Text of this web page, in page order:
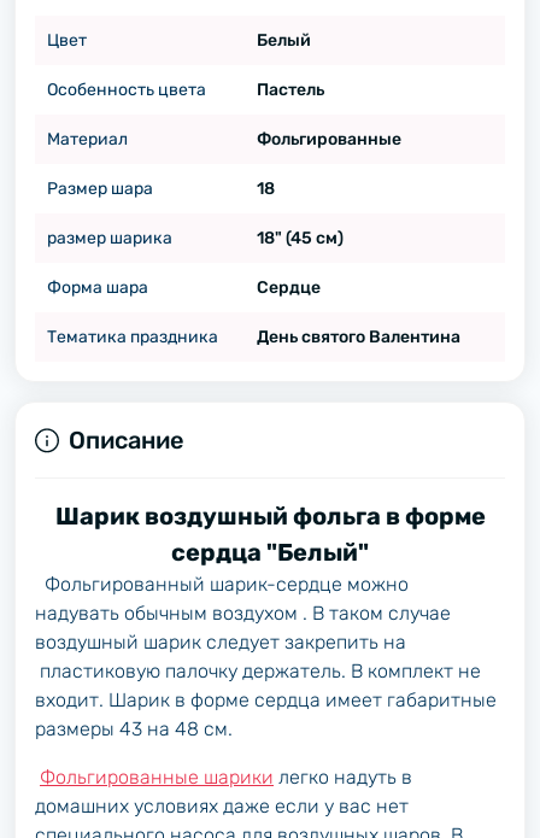
Цвет Белый
Особенность цвета Пастель
Материал Фольгированные
Размер шара 18
размер шарика 18" (45 см)
Форма шара Сердце
Тематика праздника День святого Валентина
Описание
Шарик воздушный фольга в форме
сердца "Белый"
Фольгированный шарик-сердце можно
надувать обычным воздухом . В таком случае
воздушный шарик следует закрепить на
пластиковую палочку держатель. В комплект не
входит. Шарик в форме сердца имеет габаритные
размеры 43 на 48 см.
Фольгированные шарики легко надуть в
домашних условиях даже если у вас нет